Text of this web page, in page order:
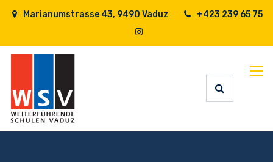
Marianumstrasse 43, 9490 Vaduz +423 239 65 75